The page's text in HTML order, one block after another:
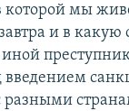
которой мы
и в какую
иной
введением
разными